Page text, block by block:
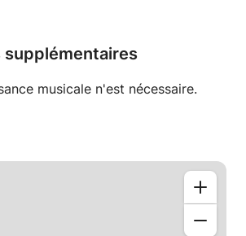
débutants aux
musicale n'est nécessaire.